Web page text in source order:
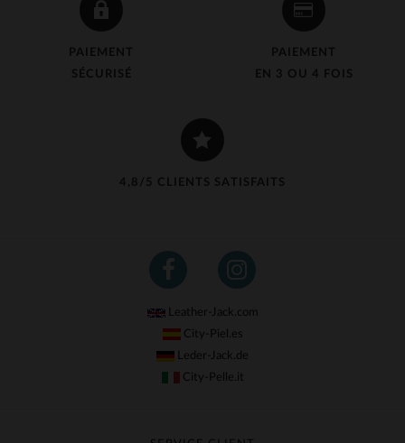
PAIEMENT
SÉCURISÉ
PAIEMENT
EN 3 OU 4 FOIS
4,8/5 CLIENTS SATISFAITS
Leather-Jack.com
City-Piel.es
Leder-Jack.de
City-Pelle.it